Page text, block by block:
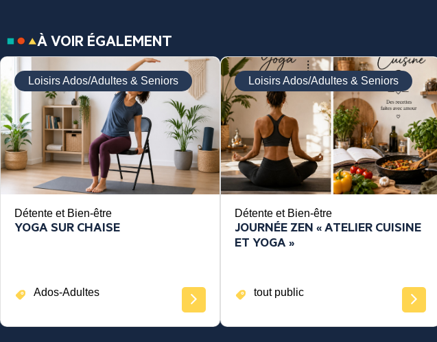
À VOIR ÉGALEMENT
Loisirs Ados/Adultes & Seniors
Détente et Bien-être
YOGA SUR CHAISE
Ados-Adultes
Loisirs Ados/Adultes & Seniors
Détente et Bien-être
JOURNÉE ZEN « ATELIER CUISINE
ET YOGA »
tout public